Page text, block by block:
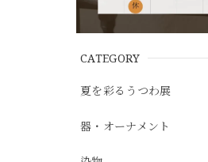
CATEGORY
夏を彩るうつわ展
器・オーナメント